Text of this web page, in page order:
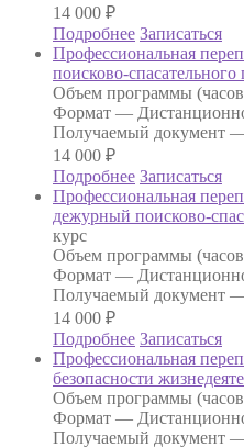
14 000 ₽
Подробнее Записаться
Профессиональная
поисково-спасательного
Объем программы
Формат —
Получаемый документ
14 000 ₽
Подробнее Записаться
Профессиональная
дежурный поисково-
курс
Объем программы
Формат —
Получаемый документ
14 000 ₽
Подробнее Записаться
Профессиональная
безопасности
Объем программы
Формат —
Получаемый документ